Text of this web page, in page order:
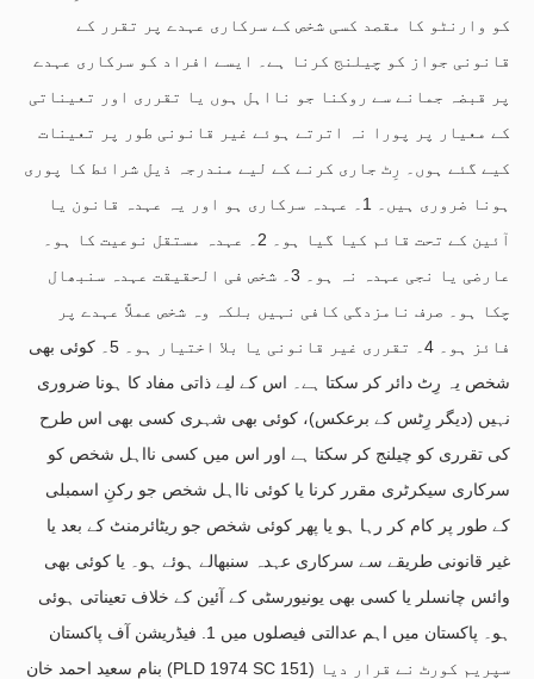
کو وارنٹو کا مقصد کسی شخص کے سرکاری عہدے پر تقرر کے
قانونی جواز کو چیلنج کرنا ہے۔ ایسے افراد کو سرکاری عہدے
پر قبضہ جمانے سے روکنا جو نااہل ہوں یا تقرری اور تعیناتی
کے معیار پر پورا نہ اترتے ہوئے غیر قانونی طور پر تعینات
کیے گئے ہوں۔ رِٹ جاری کرنے کے لیے مندرجہ ذیل شرائط کا پوری
ہونا ضروری ہیں۔ 1۔ عہدہ سرکاری ہو اور یہ عہدہ قانون یا
آئین کے تحت قائم کیا گیا ہو۔ 2۔ عہدہ مستقل نوعیت کا ہو۔
عارضی یا نجی عہدہ نہ ہو۔ 3۔ شخص فی الحقیقت عہدہ سنبھال
چکا ہو۔ صرف نامزدگی کافی نہیں بلکہ وہ شخص عملاً عہدے پر
فائز ہو۔ 4۔ تقرری غیر قانونی یا بلا اختیار ہو۔ 5۔ کوئی بھی
شخص یہ رِٹ دائر کر سکتا ہے۔ اس کے لیے ذاتی مفاد کا ہونا ضروری
نہیں (دیگر رِٹس کے برعکس)، کوئی بھی شہری کسی بھی اس طرح
کی تقرری کو چیلنج کر سکتا ہے اور اس میں کسی نااہل شخص کو
سرکاری سیکرٹری مقرر کرنا یا کوئی نااہل شخص جو رکنِ اسمبلی
کے طور پر کام کر رہا ہو یا پھر کوئی شخص جو ریٹائرمنٹ کے بعد یا
غیر قانونی طریقے سے سرکاری عہدہ سنبھالے ہوئے ہو۔ یا کوئی بھی
وائس چانسلر یا کسی بھی یونیورسٹی کے آئین کے خلاف تعیناتی ہوئی
ہو۔ پاکستان میں اہم عدالتی فیصلوں میں 1. فیڈریشن آف پاکستان
بنام سعید احمد خان (PLD 1974 SC 151) سپریم کورٹ نے قرار دیا